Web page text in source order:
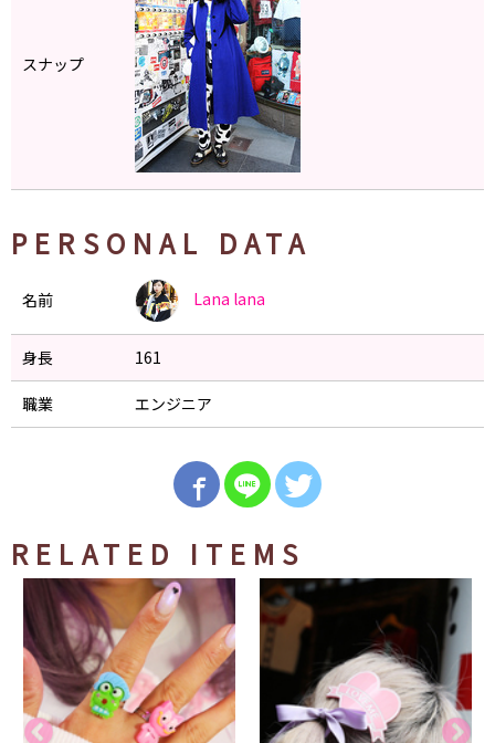
スナップ
PERSONAL DATA
名前 Lana lana
身長 161
職業 エンジニア
RELATED ITEMS